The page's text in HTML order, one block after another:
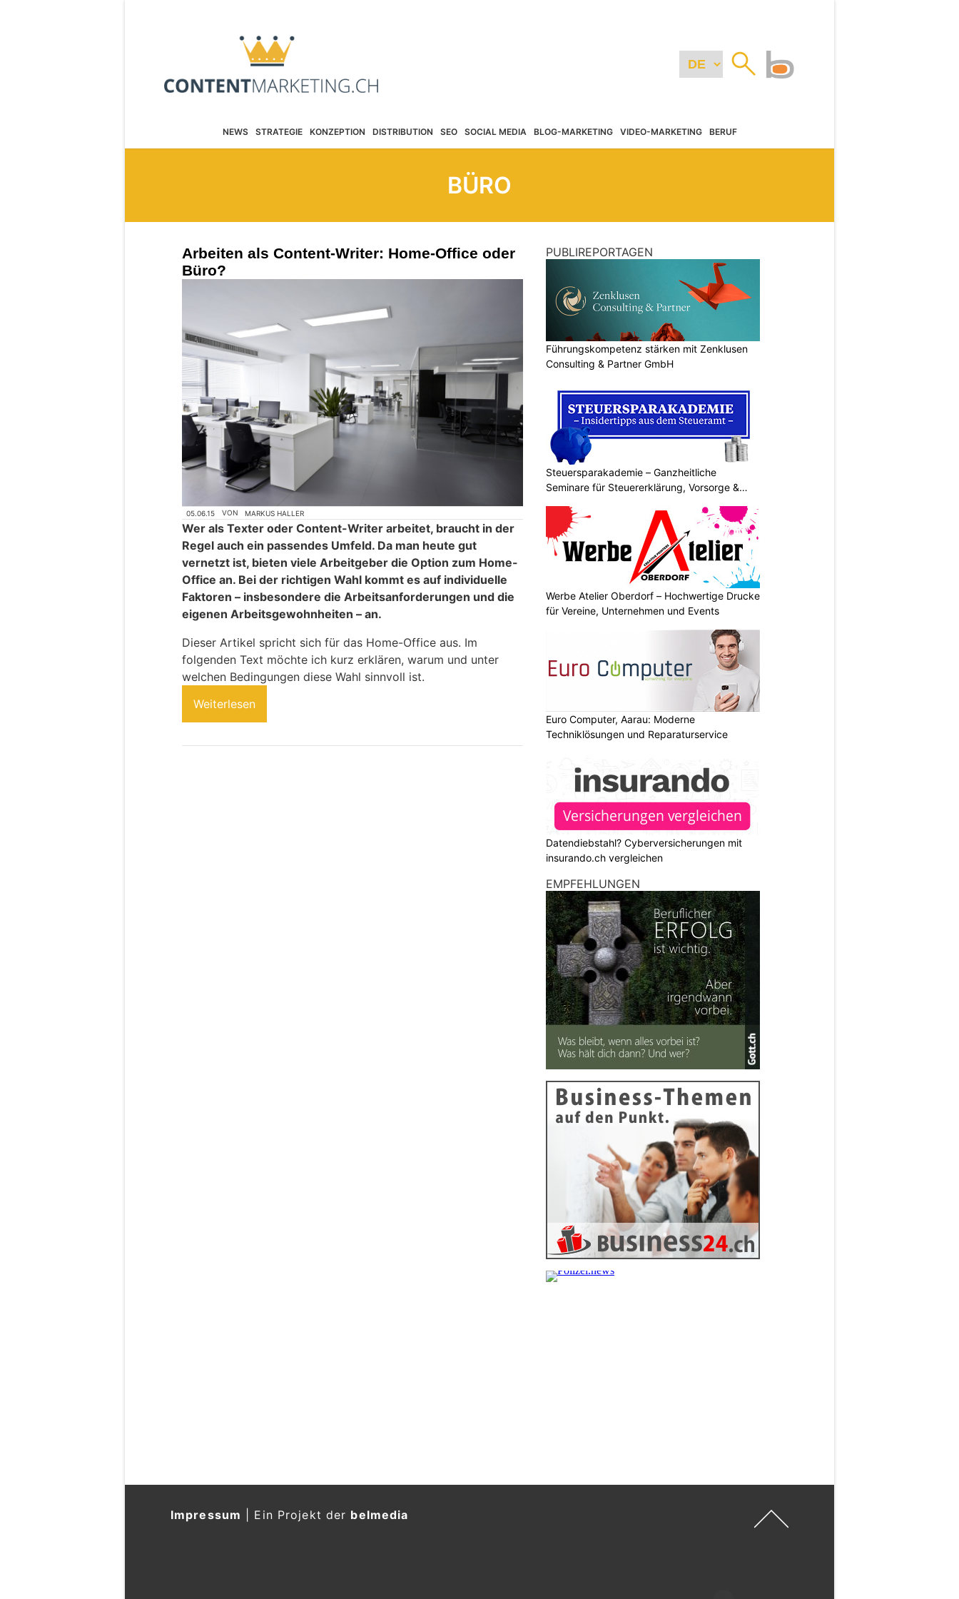
NEWS STRATEGIE KONZEPTION DISTRIBUTION SEO SOCIAL MEDIA BLOG-MARKETING VIDEO-MARKETING BERUF
BÜRO
Arbeiten als Content-Writer: Home-Office oder
Büro?
05.06.15 VON MARKUS HALLER
Wer als Texter oder Content-Writer arbeitet, braucht in der
Regel auch ein passendes Umfeld. Da man heute gut
vernetzt ist, bieten viele Arbeitgeber die Option zum Home-
Office an. Bei der richtigen Wahl kommt es auf individuelle
Faktoren – insbesondere die Arbeitsanforderungen und die
eigenen Arbeitsgewohnheiten – an.
Dieser Artikel spricht sich für das Home-Office aus. Im
folgenden Text möchte ich kurz erklären, warum und unter
welchen Bedingungen diese Wahl sinnvoll ist.
Weiterlesen
PUBLIREPORTAGEN
Führungskompetenz stärken mit Zenklusen
Consulting & Partner GmbH
Steuersparakademie – Ganzheitliche
Seminare für Steuererklärung, Vorsorge &
Werbe Atelier Oberdorf – Hochwertige Drucke
für Vereine, Unternehmen und Events
Euro Computer, Aarau: Moderne
Techniklösungen und Reparaturservice
Datendiebstahl? Cyberversicherungen mit
insurando.ch vergleichen
EMPFEHLUNGEN
Impressum Ein Projekt der belmedia